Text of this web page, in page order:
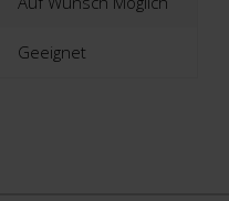
Geeignet